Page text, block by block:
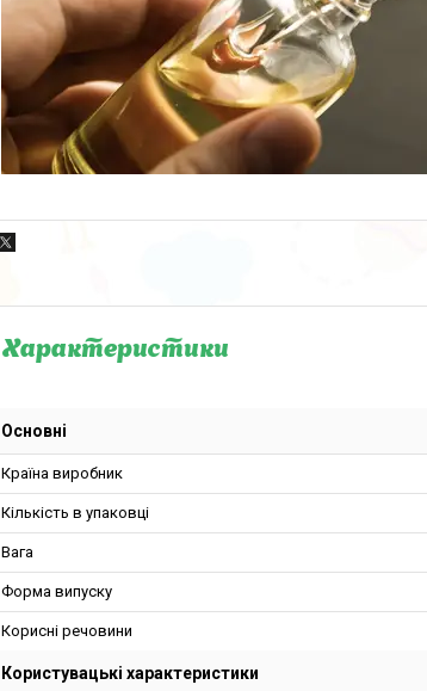
Характеристики
Основні
Країна виробник
Кількість в упаковці
Вага
Форма випуску
Корисні речовини
Користувацькі характеристики